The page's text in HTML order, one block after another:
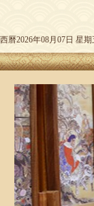
西曆2026年08月07日 星